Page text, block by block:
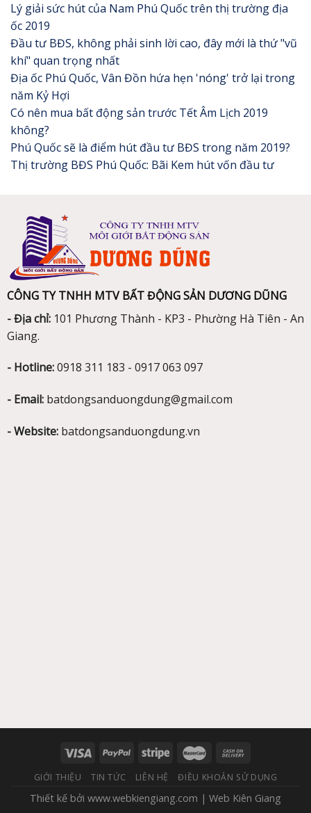
Lý giải sức hút của Nam Phú Quốc trên thị trường địa
ốc 2019
Đầu tư BĐS, không phải sinh lời cao, đây mới là thứ "vũ
khí" quan trọng nhất
Địa ốc Phú Quốc, Vân Đồn hứa hẹn 'nóng' trở lại trong
năm Kỷ Hợi
Có nên mua bất động sản trước Tết Âm Lịch 2019
không?
Phú Quốc sẽ là điểm hút đầu tư BĐS trong năm 2019?
Thị trường BĐS Phú Quốc: Bãi Kem hút vốn đầu tư
CÔNG TY TNHH MTV BẤT ĐỘNG SẢN DƯƠNG DŨNG
- Địa chỉ:101 Phương Thành - KP3 - Phường Hà Tiên - An
Giang.
- Hotline:0918 311 183 - 0917 063 097
- Email:batdongsanduongdung@gmail.com
- Website:batdongsanduongdung.vn
GIỚI THIỆU TIN TỨC LIÊN HỆ ĐIỀU KHOẢN SỬ DỤNG
Thiết kế bởi www.webkiengiang.com | Web Kiên Giang